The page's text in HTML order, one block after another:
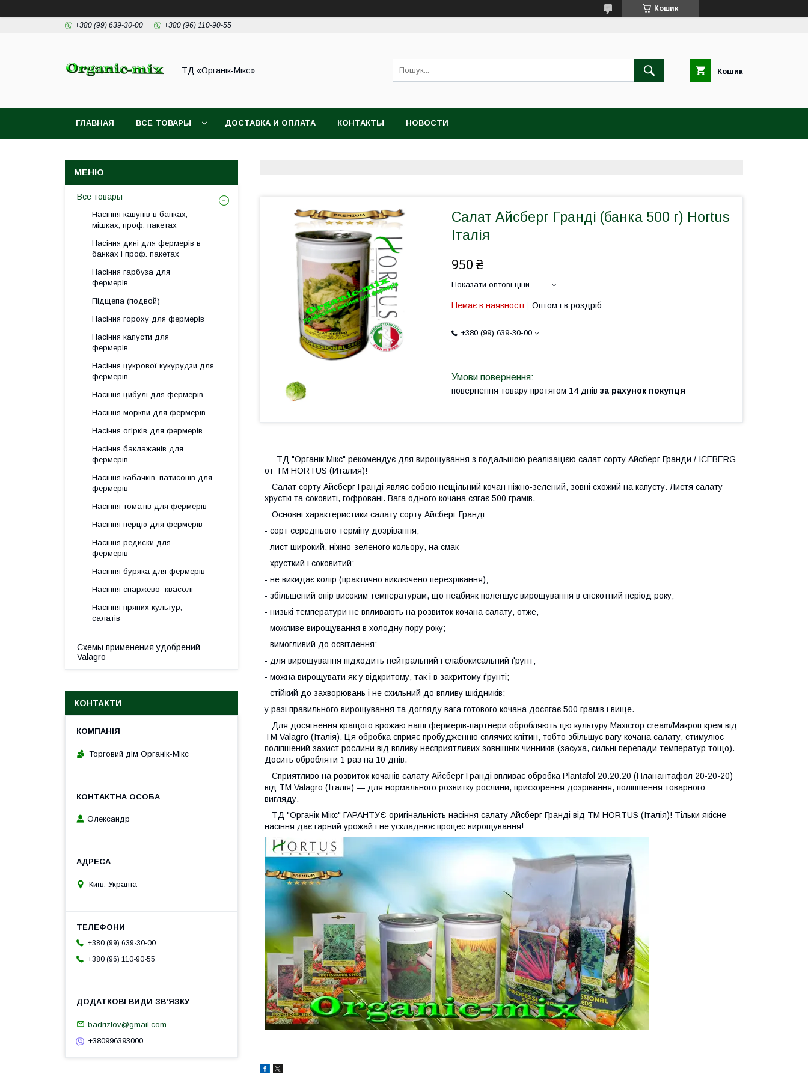
Кошик
+380 (99) 639-30-00 +380 (96) 110-90-55
ТД «Органік-Мікс» Кошик
ГЛАВНАЯ ВСЕ ТОВАРЫ ДОСТАВКА И ОПЛАТА КОНТАКТЫ НОВОСТИ
Салат Айсберг Гранді (банка 500 г) Hortus
Італія
950 ₴
Показати оптові ціни
Немає в наявності Оптом і в роздріб
+380 (99) 639-30-00
повернення товару протягом 14 днів за рахунок покупця
ТД "Органік Мікс" рекомендує для вирощування з подальшою реалізацією салат сорту Айсберг Гранди / ICEBERG
от ТМ HORTUS (Италия)!
Салат сорту Айсберг Гранді являє собою нещільний кочан ніжно-зелений, зовні схожий на капусту. Листя салату
хрусткі та соковиті, гофровані. Вага одного кочана сягає 500 грамів.
Основні характеристики салату сорту Айсберг Гранді:
- сорт середнього терміну дозрівання;
- лист широкий, ніжно-зеленого кольору, на смак
- хрусткий і соковитий;
- не викидає колір (практично виключено перезрівання);
- збільшений опір високим температурам, що неабияк полегшує вирощування в спекотний період року;
- низькі температури не впливають на розвиток кочана салату, отже,
- можливе вирощування в холодну пору року;
- вимогливий до освітлення;
- для вирощування підходить нейтральний і слабокисальний ґрунт;
- можна вирощувати як у відкритому, так і в закритому ґрунті;
- стійкий до захворювань і не схильний до впливу шкідників; -
у разі правильного вирощування та догляду вага готового кочана досягає 500 грамів і вище.
Для досягнення кращого врожаю наші фермерів-партнери обробляють цю культуру Maxicrop cream/Макроп крем від
ТМ Valagro (Італія). Ця обробка сприяє пробудженню сплячих клітин, тобто збільшує вагу кочана салату, стимулює
поліпшений захист рослини від впливу несприятливих зовнішніх чинників (засуха, сильні перепади температур тощо).
Досить обробляти 1 раз на 10 днів.
Сприятливо на розвиток кочанів салату Айсберг Гранді впливає обробка Plantafol 20.20.20 (Планантафол 20-20-20)
від ТМ Valagro (Італія) — для нормального розвитку рослини, прискорення дозрівання, поліпшення товарного
вигляду.
ТД "Органік Мікс" ГАРАНТУЄ оригінальність насіння салату Айсберг Гранді від ТМ HORTUS (Італія)! Тільки якісне
насіння дає гарний урожай і не ускладнює процес вирощування!
Все товары
Насіння кавунів в банках,
мішках, проф. пакетах
Насіння дині для фермерів в
банках і проф. пакетах
Насіння гарбуза для
фермерів
Підщепа (подвой)
Насіння гороху для фермерів
Насіння капусти для
фермерів
Насіння цукрової кукурудзи для
фермерів
Насіння цибулі для фермерів
Насіння моркви для фермерів
Насіння огірків для фермерів
Насіння баклажанів для
фермерів
Насіння кабачків, патисонів для
фермерів
Насіння томатів для фермерів
Насіння перцю для фермерів
Насіння редиски для
фермерів
Насіння буряка для фермерів
Насіння спаржевої квасолі
Насіння пряних культур,
салатів
Схемы применения удобрений
Valagro
КОНТАКТИ
Торговий дім Органік-Мікс
Олександр
Київ, Україна
+380 (99) 639-30-00
+380 (96) 110-90-55
badrizlov@gmail.com
+380996393000